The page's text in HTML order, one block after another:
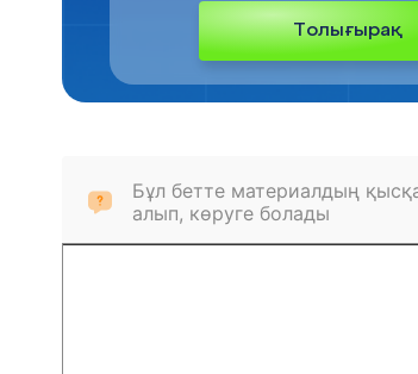
Толығырақ
Бұл бетте материалдың
алып, көруге болады